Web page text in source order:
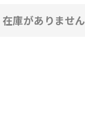
在庫がありません